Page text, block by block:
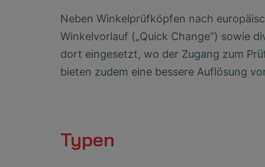
Neben Winkelprüfköpfen nach
Winkelvorlauf („Quick Change“) sowie
dort eingesetzt, wo der Zugang zum
bieten zudem eine bessere Auflösung
Typen